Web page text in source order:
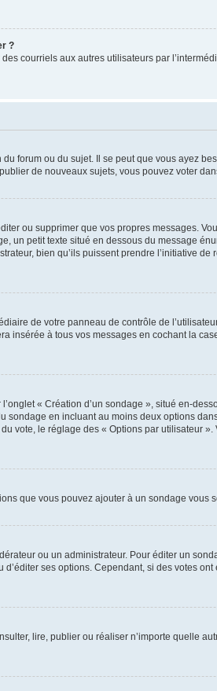
?
courriels aux autres utilisateurs par
forum ou du sujet. Il se peut que vous ayez
de nouveaux sujets, vous pouvez voter
ou supprimer que vos propres messages.
petit texte situé en dessous du message
bien qu’ils puissent prendre l’initiative
de votre panneau de contrôle de
insérée à tous vos messages en cochant la
« Création d’un sondage », situé en-
en incluant au moins deux options
vote, le réglage des « Options par utilisateur
que vous pouvez ajouter à un sondage
ou un administrateur. Pour éditer un
ses options. Cependant, si des votes
lire, publier ou réaliser n’importe quelle